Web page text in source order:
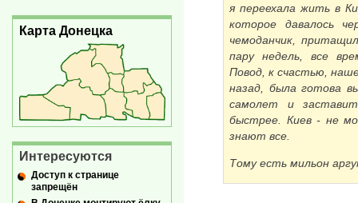
я переехала жить в
которое давалось
чемоданчик,
пару недель, все
Повод, к счастью,
назад, была готова
самолет и
быстрее. Киев - не
знают все.
Тому есть мильон
Карта Донецка
Интересуются
Доступ к странице
запрещён